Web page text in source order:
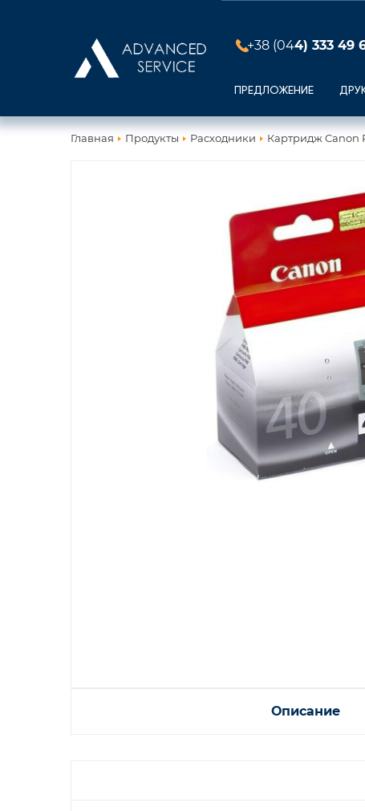
+38 (044) 333 49
ПРЕДЛОЖЕНИЕ
Главная Продукты Расходники Картридж Canon
Описание